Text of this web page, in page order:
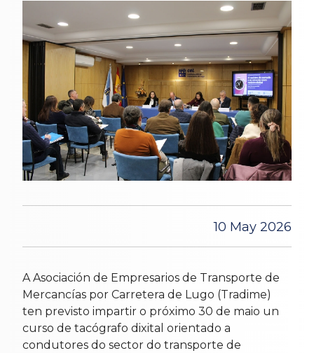
10 May 2026
A Asociación de Empresarios de Transporte de
Mercancías por Carretera de Lugo (Tradime)
ten previsto impartir o próximo 30 de maio un
curso de tacógrafo dixital orientado a
condutores do sector do transporte de